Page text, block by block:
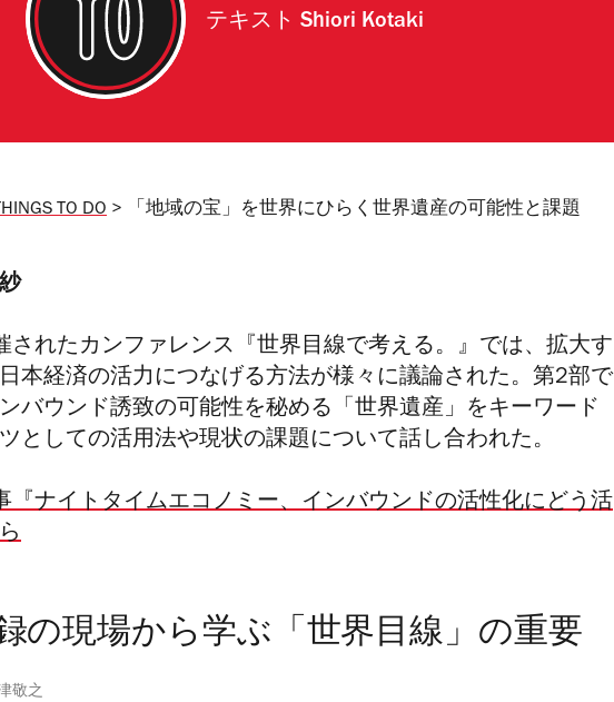
テキストShiori Kotaki
TO DO > 「地域の宝」を世界にひらく世界遺産の可能性と課題
されたカンファレンス『世界目線で考える。』では、拡大す
本経済の活力につなげる方法が様々に議論された。第2部で
バウンド誘致の可能性を秘める「世界遺産」をキーワード
としての活用法や現状の課題について話し合われた。
『ナイトタイムエコノミー、インバウンドの活性化にどう活
の現場から学ぶ「世界目線」の重要
敬之